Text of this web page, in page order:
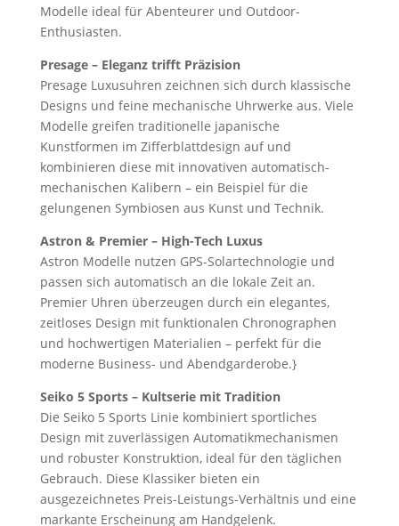
Modelle ideal für Abenteurer und Outdoor-
Enthusiasten.
Presage – Eleganz trifft Präzision
Presage Luxusuhren zeichnen sich durch klassische
Designs und feine mechanische Uhrwerke aus. Viele
Modelle greifen traditionelle japanische
Kunstformen im Zifferblattdesign auf und
kombinieren diese mit innovativen automatisch-
mechanischen Kalibern – ein Beispiel für die
gelungenen Symbiosen aus Kunst und Technik.
Astron & Premier – High-Tech Luxus
Astron Modelle nutzen GPS-Solartechnologie und
passen sich automatisch an die lokale Zeit an.
Premier Uhren überzeugen durch ein elegantes,
zeitloses Design mit funktionalen Chronographen
und hochwertigen Materialien – perfekt für die
moderne Business- und Abendgarderobe.}
Seiko 5 Sports – Kultserie mit Tradition
Die Seiko 5 Sports Linie kombiniert sportliches
Design mit zuverlässigen Automatikmechanismen
und robuster Konstruktion, ideal für den täglichen
Gebrauch. Diese Klassiker bieten ein
ausgezeichnetes Preis-Leistungs-Verhältnis und eine
markante Erscheinung am Handgelenk.